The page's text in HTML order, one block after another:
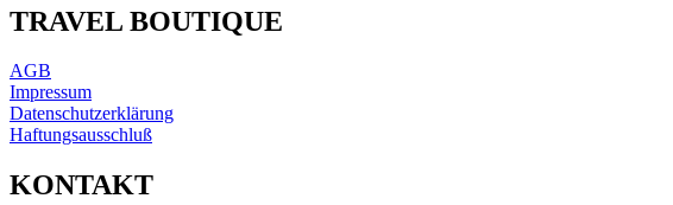
TRAVEL BOUTIQUE
AGB
Impressum
Datenschutzerklärung
Haftungsausschluß
KONTAKT